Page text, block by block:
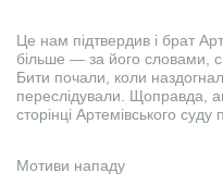
Це нам підтвердив і брат
більше — за його словами,
Бити почали, коли
переслідували. Щоправда,
сторінці Артемівського
Мотиви нападу